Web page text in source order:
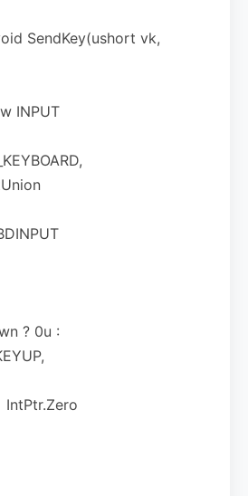
SendKey(ushort vk,
INPUT
? 0u :